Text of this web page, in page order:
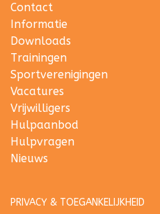
Contact
Informatie
Downloads
Trainingen
Sportverenigingen
Vacatures
Vrijwilligers
Hulpaanbod
Hulpvragen
Nieuws
PRIVACY & TOEGANKELIJKHEID